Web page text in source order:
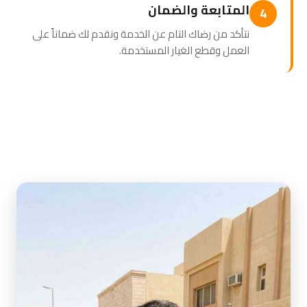
4 المتابعة والضمان
نتأكد من رضاك التام عن الخدمة ونقدم لك ضماناً على
العمل وقطع الغيار المستخدمة.